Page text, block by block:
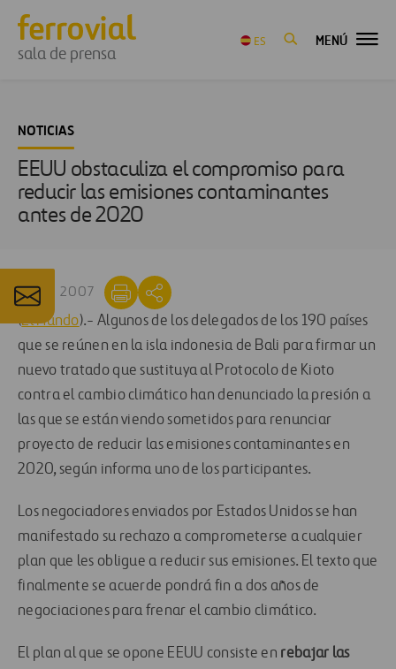
sala de prensa
ES MENÚ
NOTICIAS
EEUU obstaculiza el compromiso para
reducir las emisiones contaminantes
antes de 2020
11 DIC 2007
(El Mundo).- Algunos de los delegados de los 190 países
que se reúnen en la isla indonesia de Bali para firmar un
nuevo tratado que sustituya al Protocolo de Kioto
contra el cambio climático han denunciado la presión a
las que se están viendo sometidos para renunciar
proyecto de reducir las emisiones contaminantes en
2020, según informa uno de los participantes.
Los negociadores enviados por Estados Unidos se han
manifestado su rechazo a comprometerse a cualquier
plan que les obligue a reducir sus emisiones. El texto que
finalmente se acuerde pondrá fin a dos años de
negociaciones para frenar el cambio climático.
El plan al que se opone EEUU consiste en rebajar las